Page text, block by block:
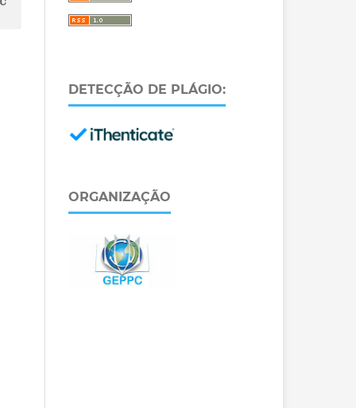
DETECÇÃO DE PLÁGIO:
ORGANIZAÇÃO